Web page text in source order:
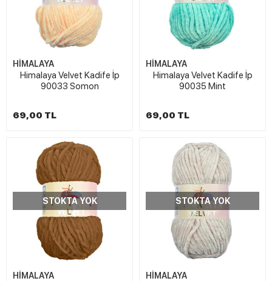
HİMALAYA
Himalaya Velvet Kadife İp
90033 Somon
69,00 TL
HİMALAYA
Himalaya Velvet Kadife İp
90035 Mint
69,00 TL
STOKTA YOK
HİMALAYA
STOKTA YOK
HİMALAYA